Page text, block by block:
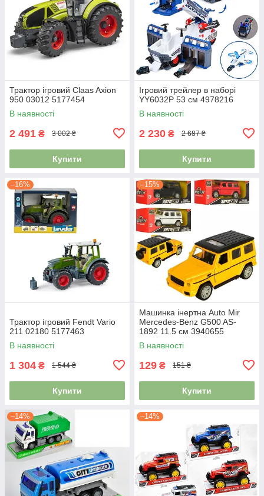
Трактор ігровий Claas Axion
950 03012 5177454
В наявності
2 491 ₴ 3 002 ₴
Купити
Ігровий трейлер в наборі
YY6032P 53 см 4978216
В наявності
2 230 ₴ 2 687 ₴
Купити
–16%
Трактор ігровий Fendt Vario
211 02180 5177463
В наявності
1 304 ₴ 1 544 ₴
Купити
–15%
Машинка інертна Auto Mir
Mercedes-Benz G500 AS-
1892 11.5 см 3940655
В наявності
129 ₴ 151 ₴
Купити
–14% –14%